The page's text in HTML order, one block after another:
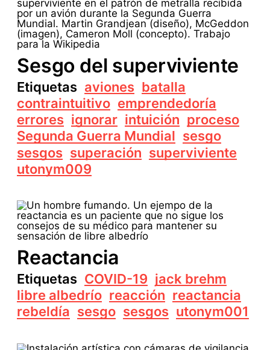
Sesgo del superviviente
Etiquetas aviones batalla
contraintuitivo emprendedoría
errores ignorar intuición proceso
Segunda Guerra Mundial sesgo
sesgos superación superviviente
utonym009
Reactancia
Etiquetas COVID-19 jack brehm
libre albedrío reacción reactancia
rebeldía sesgo sesgos utonym001